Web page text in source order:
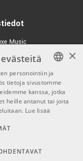
Music
asiakaspalvelu:
282240 (arkisin klo
282250 (myymälä)
7
FINNISH
FINNISH
×
personointiin ja
tietoja sivustomme
kanssa, jotka
heille antanut tai joita
Lue lisää